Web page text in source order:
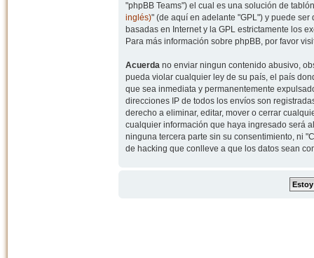
"phpBB Teams") el cual es una solución de
inglés)" (de aquí en adelante "GPL") y puede
basadas en Internet y la GPL estrictamente los
Para más información sobre phpBB, por favor
Acuerdano enviar ningun contenido abusivo,
pueda violar cualquier ley de su país, el país
que sea inmediata y permanentemente
direcciones IP de todos los envíos son
derecho a eliminar, editar, mover o cerrar
cualquier información que haya ingresado será
ninguna tercera parte sin su consentimiento, ni
de hacking que conlleve a que los datos sean